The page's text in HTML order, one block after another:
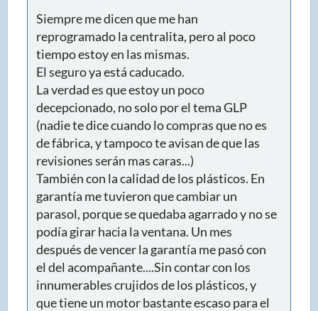
Siempre me dicen que me han
reprogramado la centralita, pero al poco
tiempo estoy en las mismas.
El seguro ya está caducado.
La verdad es que estoy un poco
decepcionado, no solo por el tema GLP
(nadie te dice cuando lo compras que no es
de fábrica, y tampoco te avisan de que las
revisiones serán mas caras...)
También con la calidad de los plásticos. En
garantía me tuvieron que cambiar un
parasol, porque se quedaba agarrado y no se
podía girar hacia la ventana. Un mes
después de vencer la garantía me pasó con
el del acompañante....Sin contar con los
innumerables crujidos de los plásticos, y
que tiene un motor bastante escaso para el